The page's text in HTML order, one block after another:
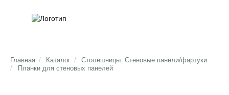
Главная / Каталог /
Столешницы. Стеновые панели/фартуки
/
Планки для стеновых панелей